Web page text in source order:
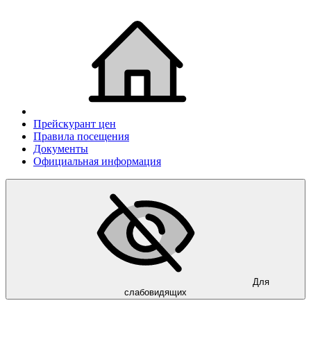
Прейскурант цен
Правила посещения
Документы
Официальная информация
Для
слабовидящих